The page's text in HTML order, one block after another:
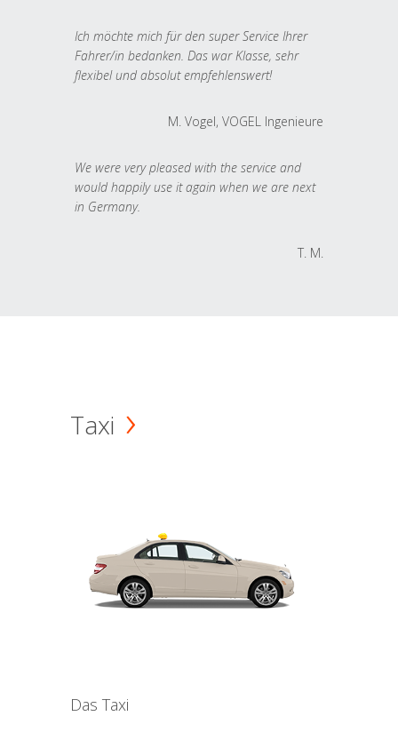
Ich möchte mich für den super Service Ihrer
Fahrer/in bedanken. Das war Klasse, sehr
flexibel und absolut empfehlenswert!
M. Vogel, VOGEL Ingenieure
We were very pleased with the service and
would happily use it again when we are next
in Germany.
T. M.
Taxi
Das Taxi